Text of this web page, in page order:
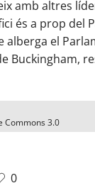
amb altres
és a prop del
alberga el
Buckingham,
Commons 3.0
0